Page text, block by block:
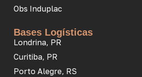
Obs Induplac
Bases Logísticas
Londrina, PR
Curitiba, PR
Porto Alegre, RS